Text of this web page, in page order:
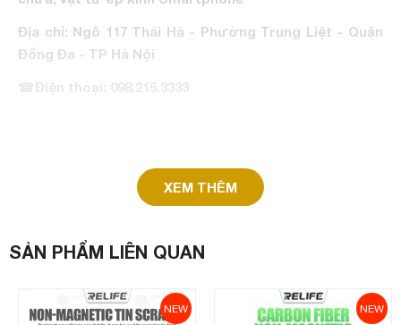
Địa chỉ: Ngõ 117 Thái Hà - Phường Trung Liệt - Quận
Đống Đa - TP Hà Nội
☎ Điện thoại: 098.215.3333
XEM THÊM
SẢN PHẨM LIÊN QUAN
NEW NEW